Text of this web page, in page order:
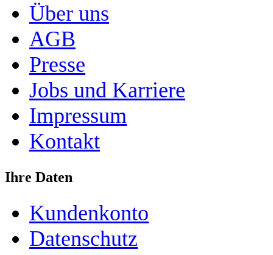
Über uns
AGB
Presse
Jobs und Karriere
Impressum
Kontakt
Ihre Daten
Kundenkonto
Datenschutz